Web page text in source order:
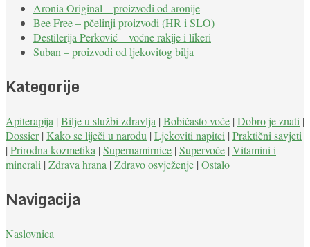
Aronia Original – proizvodi od aronije
Bee Free – pčelinji proizvodi (HR i SLO)
Destilerija Perković – voćne rakije i likeri
Suban – proizvodi od ljekovitog bilja
Kategorije
Apiterapija | Bilje u službi zdravlja | Bobičasto voće | Dobro je znati |
Dossier| Kako se liječi u narodu | Ljekoviti napitci | Praktični savjeti
| Prirodna kozmetika | Supernamirnice | Supervoće | Vitamini i
minerali | Zdrava hrana | Zdravo osvježenje | Ostalo
Navigacija
Naslovnica